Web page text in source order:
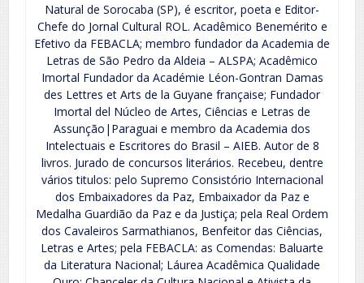
Natural de Sorocaba (SP), é escritor, poeta e Editor-
Chefe do Jornal Cultural ROL. Acadêmico Benemérito e
Efetivo da FEBACLA; membro fundador da Academia de
Letras de São Pedro da Aldeia – ALSPA; Acadêmico
Imortal Fundador da Académie Léon-Gontran Damas
des Lettres et Arts de la Guyane française; Fundador
Imortal del Núcleo de Artes, Ciências e Letras de
Assunção|Paraguai e membro da Academia dos
Intelectuais e Escritores do Brasil – AIEB. Autor de 8
livros. Jurado de concursos literários. Recebeu, dentre
vários titulos: pelo Supremo Consistório Internacional
dos Embaixadores da Paz, Embaixador da Paz e
Medalha Guardião da Paz e da Justiça; pela Real Ordem
dos Cavaleiros Sarmathianos, Benfeitor das Ciências,
Letras e Artes; pela FEBACLA: as Comendas: Baluarte
da Literatura Nacional; Láurea Acadêmica Qualidade